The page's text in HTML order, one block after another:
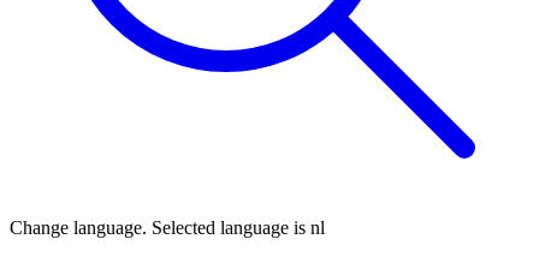
Change language. Selected language is nl